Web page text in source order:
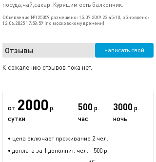
посуда,чай,сахар. Курящим есть балкончик.
Объявление №125059 размещено: 15.07.2019 23:45:10, обновлено:
12.06.2025 17:58:59 (по московскому времени)
Отзывы написать свой
К сожалению отзывов пока нет.
от 2000 р.
сутки
500 р.
час
3000 р.
ночь
• цена включает проживание 2 чел.
• доплата за 1 дополнит. чел. - 500 р.